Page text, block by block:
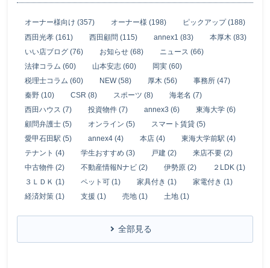
オーナー様向け (357) オーナー様 (198)
ピックアップ (188)
西田光孝 (161)
西田顧問 (115) annex1 (83)
本厚木 (83)
いい店ブログ (76)
お知らせ (68)
ニュース (66)
法律コラム (60)
山本安志 (60)
岡実 (60)
税理士コラム (60)
NEW (58) 厚木 (56)
事務所 (47)
秦野 (10)
CSR (8) スポーツ (8)
海老名 (7)
西田ハウス (7)
投資物件 (7) annex3 (6)
東海大学 (6)
顧問弁護士 (5)
オンライン (5)
スマート賃貸 (5)
愛甲石田駅 (5)
annex4 (4) 本店 (4)
東海大学前駅 (4)
テナント (4)
学生おすすめ (3) 戸建 (2)
来店不要 (2)
中古物件 (2)
不動産情報Nナビ (2) 伊勢原 (2)
２LDK (1)
３ＬＤＫ (1)
ペット可 (1) 家具付き (1)
家電付き (1)
経済対策 (1)
支援 (1) 売地 (1) 土地 (1)
全部見る